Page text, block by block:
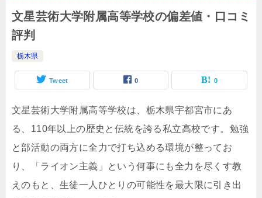
文星芸術大学附属高等学校の偏差値・口コミ
評判
栃木県
Tweet 0 0
文星芸術大学附属高等学校は、栃木県宇都宮市にあ
る、110年以上の歴史と伝統を誇る私立高校です。勉強
と部活動の両方に全力で打ち込める環境が整ってお
り、「ライオン主義」という何事にも全力を尽くす教
えのもと、生徒一人ひとりの可能性を最大限に引き出